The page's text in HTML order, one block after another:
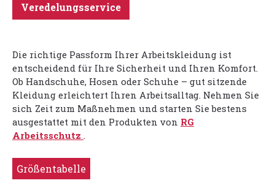
Veredelungsservice
Die richtige Passform Ihrer Arbeitskleidung ist
entscheidend für Ihre Sicherheit und Ihren Komfort.
Ob Handschuhe, Hosen oder Schuhe – gut sitzende
Kleidung erleichtert Ihren Arbeitsalltag. Nehmen Sie
sich Zeit zum Maßnehmen und starten Sie bestens
ausgestattet mit den Produkten von RG
Arbeitsschutz .
Größentabelle